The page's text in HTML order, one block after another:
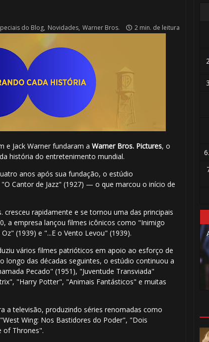
do Blog, Novidades, Warner Bros. 2 min. de leitura
e Jack Warner fundaram a Warner Bros. Pictures, o
história do entretenimento mundial.
anos após sua fundação, o estúdio
Cantor de Jazz" (1927) — o que marcou o início de
rapidamente e se tornou uma das principais
a empresa lançou filmes icônicos como "Inimigo
(1939) e "...E o Vento Levou" (1939).
vários filmes patrióticos em apoio ao esforço de
longo das décadas seguintes, o estúdio continuou a
Pecado" (1951), "Juventude Transviada"
"Harry Potter", "Animais Fantásticos" e muitas
a televisão, produzindo séries renomadas como
Wing: Nos Bastidores do Poder", "Dois
of Thrones".
6.